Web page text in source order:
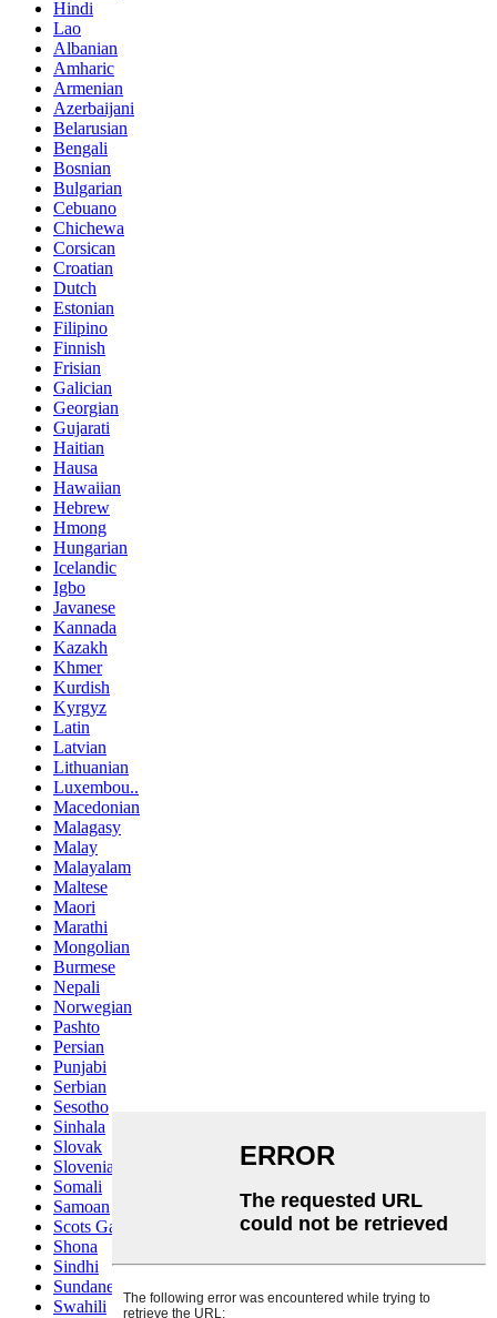
Hindi
Lao
Albanian
Amharic
Armenian
Azerbaijani
Belarusian
Bengali
Bosnian
Bulgarian
Cebuano
Chichewa
Corsican
Croatian
Dutch
Estonian
Filipino
Finnish
Frisian
Galician
Georgian
Gujarati
Haitian
Hausa
Hawaiian
Hebrew
Hmong
Hungarian
Icelandic
Igbo
Javanese
Kannada
Kazakh
Khmer
Kurdish
Kyrgyz
Latin
Latvian
Lithuanian
Luxembou..
Macedonian
Malagasy
Malay
Malayalam
Maltese
Maori
Marathi
Mongolian
Burmese
Nepali
Norwegian
Pashto
Persian
Punjabi
Serbian
Sesotho
Sinhala
Slovak
Slovenian
Somali
Samoan
Scots Gaelic
Shona
Sindhi
Sundanese
Swahili